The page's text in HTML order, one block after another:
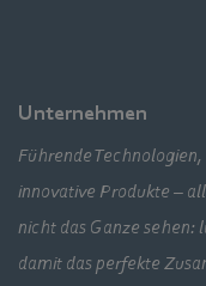
Unternehmen
Führende
innovative Produkte –
nicht das Ganze
damit das perfekte